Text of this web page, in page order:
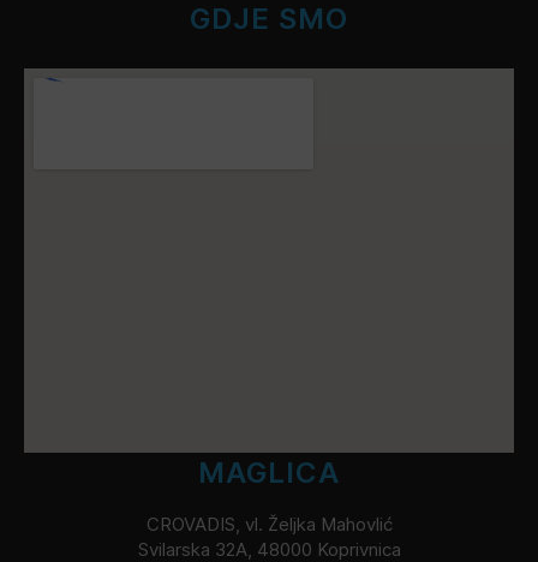
GDJE SMO
MAGLICA
CROVADIS, vl. Željka Mahovlić
Svilarska 32A, 48000 Koprivnica